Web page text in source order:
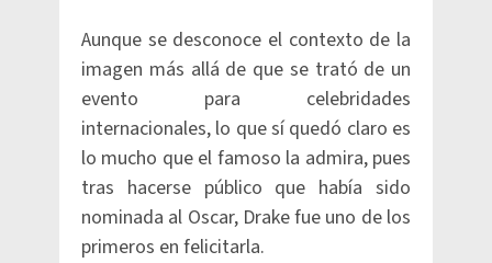
Aunque se desconoce el contexto de la
imagen más allá de que se trató de un
evento para celebridades
internacionales, lo que sí quedó claro es
lo mucho que el famoso la admira, pues
tras hacerse público que había sido
nominada al Oscar, Drake fue uno de los
primeros en felicitarla.